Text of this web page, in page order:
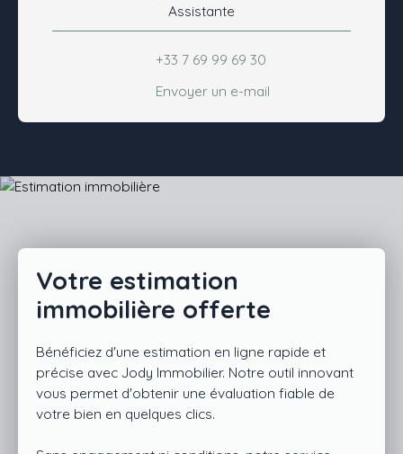
Assistante
+33 7 69 99 69 30
Envoyer un e-mail
Votre estimation
immobilière offerte
Bénéficiez d'une estimation en ligne rapide et
précise avec Jody Immobilier. Notre outil innovant
vous permet d'obtenir une évaluation fiable de
votre bien en quelques clics.